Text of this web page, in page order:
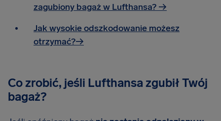
zagubiony bagaż w Lufthansa? →
Jak wysokie odszkodowanie możesz
otrzymać?→
Co zrobić, jeśli Lufthansa zgubił Twój
bagaż?